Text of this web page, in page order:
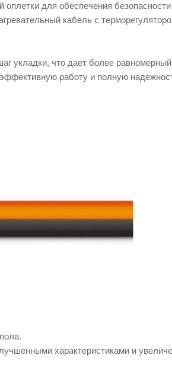
для обеспечения
кабель с
укладки, что дает более равномерный
работу и полную
характеристиками и